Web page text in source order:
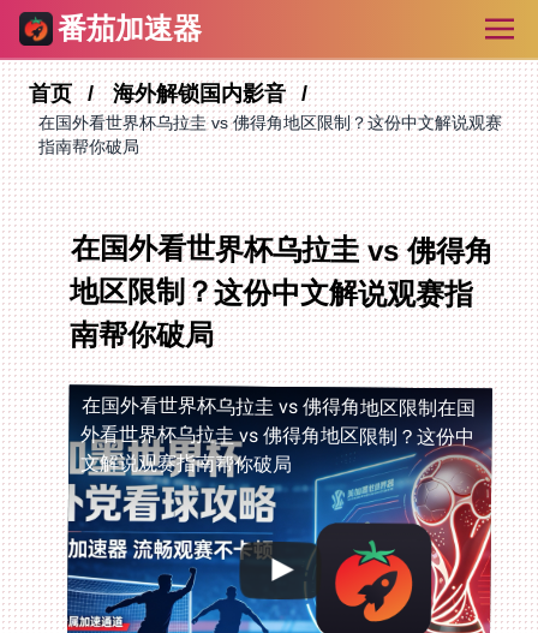
番茄加速器
首页 海外解锁国内影音
在国外看世界杯乌拉圭 vs 佛得角地区限制？这份中文解说观赛
指南帮你破局
在国外看世界杯乌拉圭 vs 佛得角
地区限制？这份中文解说观赛指
南帮你破局
在国外看世界杯乌拉圭 vs 佛得角地区限制在国
外看世界杯乌拉圭 vs 佛得角地区限制？这份中
文解说观赛指南帮你破局